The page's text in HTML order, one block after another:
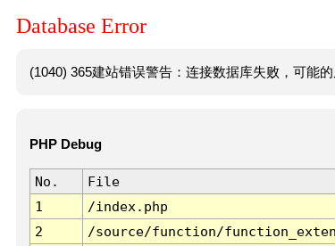
Database Error
(1040) 365建站错误警告：连接数据库失败，可能
PHP Debug
No. File
1
/index.php
2
/source/function/